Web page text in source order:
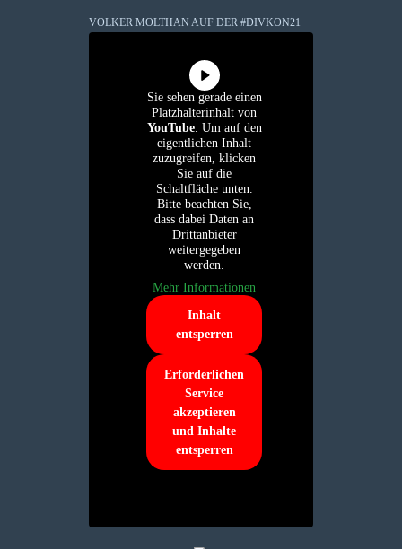
VOLKER MOLTHAN AUF DER #DIVKON21
Sie sehen gerade einen
Platzhalterinhalt von
YouTube. Um auf den
eigentlichen Inhalt
zuzugreifen, klicken
Sie auf die
Schaltfläche unten.
Bitte beachten Sie,
dass dabei Daten an
Drittanbieter
weitergegeben
werden.
Mehr Informationen
Inhalt
entsperren
Erforderlichen
Service
akzeptieren
und Inhalte
entsperren